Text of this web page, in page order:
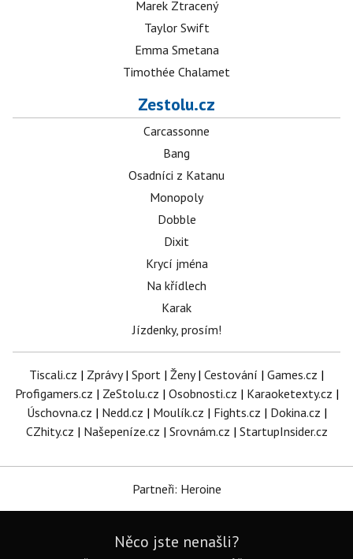
Marek Ztracený
Taylor Swift
Emma Smetana
Timothée Chalamet
Zestolu.cz
Carcassonne
Bang
Osadníci z Katanu
Monopoly
Dobble
Dixit
Krycí jména
Na křídlech
Karak
Jízdenky, prosím!
Tiscali.cz | Zprávy| Sport | Ženy| Cestování | Games.cz |
Profigamers.cz | ZeStolu.cz | Osobnosti.cz | Karaoketexty.cz |
Úschovna.cz | Nedd.cz | Moulík.cz | Fights.cz | Dokina.cz |
CZhity.cz | Našepeníze.cz | Srovnám.cz | StartupInsider.cz
Partneři: Heroine
Něco jste nenašli?